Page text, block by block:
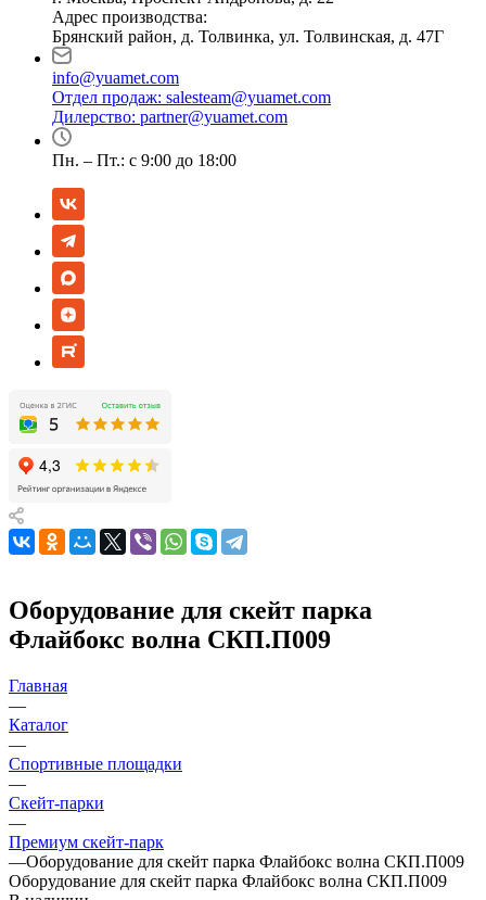
Адрес производства:
Брянский район, д. Толвинка, ул. Толвинская, д. 47Г
info@yuamet.com
Отдел продаж: salesteam@yuamet.com
Дилерство: partner@yuamet.com
Пн. – Пт.: с 9:00 до 18:00
Оборудование для скейт парка
Флайбокс волна СКП.П009
Главная
—
Каталог
—
Спортивные площадки
—
Скейт-парки
—
Премиум скейт-парк
—Оборудование для скейт парка Флайбокс волна СКП.П009
Оборудование для скейт парка Флайбокс волна СКП.П009